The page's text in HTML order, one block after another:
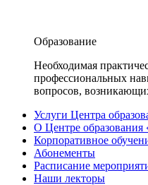
Образование
Необходимая
профессиональных
вопросов,
Услуги Центра
О Центре
Корпоративное
Абонементы
Расписание
Наши лекторы